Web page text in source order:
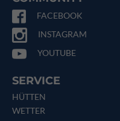
FACEBOOK
INSTAGRAM
YOUTUBE
SERVICE
HÜTTEN
WETTER